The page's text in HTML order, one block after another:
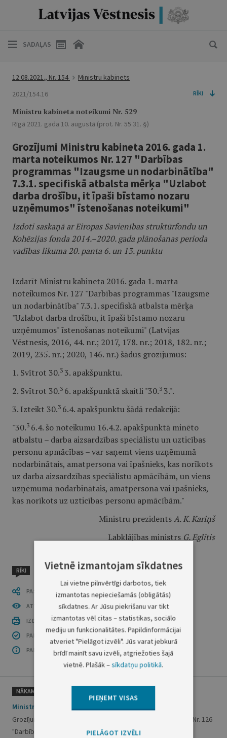
SADAĻAS
12.08.2021., Nr. 154
Ministru kabinets
2021/154.16
RĪKI
Ministru kabineta noteikumi Nr. 529
Rīgā 2021. gada 10. augustā (prot. Nr. 55 31. §)
Grozījumi Ministru kabineta 2016. gada 1.
marta noteikumos Nr. 127 "Darbības
programmas "Izaugsme un nodarbinātība"
7.3.1. specifiskā atbalsta mērķa "Uzlabot
darba drošību, it īpaši bīstamo nozaru
uzņēmumos" īstenošanas noteikumi"
Izdoti saskaņā ar Eiropas Savienības struktūrfondu un
Kohēzijas fonda 2014.–2020. gada plānošanas perioda
vadības likuma 20. panta 6. un 13. punktu
Izdarīt Ministru kabineta 2016. gada 1. marta
noteikumos Nr. 127 "Darbības programmas "Izaugsme
un nodarbinātība" 7.3.1. specifiskā atbalsta mērķa
"Uzlabot darba drošību, it īpaši bīstamo nozaru
uzņēmumos" īstenošanas noteikumi" (Latvijas
Vēstnesis, 2016, 44. nr.; 2017, 178. nr.; 2018, 182. nr.;
2019, 235. nr.; 2020, 146. nr.) šādus grozījumus:
1. Svītrot 30.3 3. apakšpunktu.
2. Svītrot 30.3 6. apakšpunktā skaitli "30.3 3.".
3. Izteikt 30.3 6.4. apakšpunktu šādā redakcijā:
"30.3 6.4. šo noteikumu 16.4.2. apakšpunktā minēto
atbalstu – darba aizsardzības speciālistu un uzticības
personu apmācības – var saņemt viens uzņēmumā
nodarbinātais, amatpersona vai īpašnieks, kas norīkots
uz darba aizsardzības speciālistu apmācībām, un viens
uzņēmumā nodarbinātais, amatpersona vai īpašnieks,
kas norīkots uz uzticības personu apmācībām."
Ministru prezidentsA. K. Kariņš
Labklājības ministrs G. Eglītis
RĪKI
PASTĀSTI CITIEM
ATVĒRT PUBLIKĀCIJU (PDF)
IZDRUKĀT PUBLIKĀCIJU
PAR INFORMĀCIJAS DROŠĪBU
PAR ŠO GRUPU
NĀKAMAIS
Ministru kabineta noteikumi Nr. 530
Grozījumi Ministru kabineta 2016. gada 1. marta noteikumos Nr. 126
"Darbības programmas "Izaugsme un nodarbinātība" 7.1.2.
Vietnē izmantojam sīkdatnes
Lai vietne pilnvērtīgi darbotos, tiek
izmantotas nepieciešamās (obligātās)
sīkdatnes. Ar Jūsu piekrišanu var tikt
izmantotas vēl citas – statistikas, sociālo
mediju un funkcionalitātes. Papildinformācijai
atveriet "Pielāgot izvēli". Jūs varat jebkurā
brīdī mainīt savu izvēli, atgriežoties šajā
vietnē. Plašāk –sīkdatņu politikā.
PIEŅEMT VISAS
PIELĀGOT IZVĒLI